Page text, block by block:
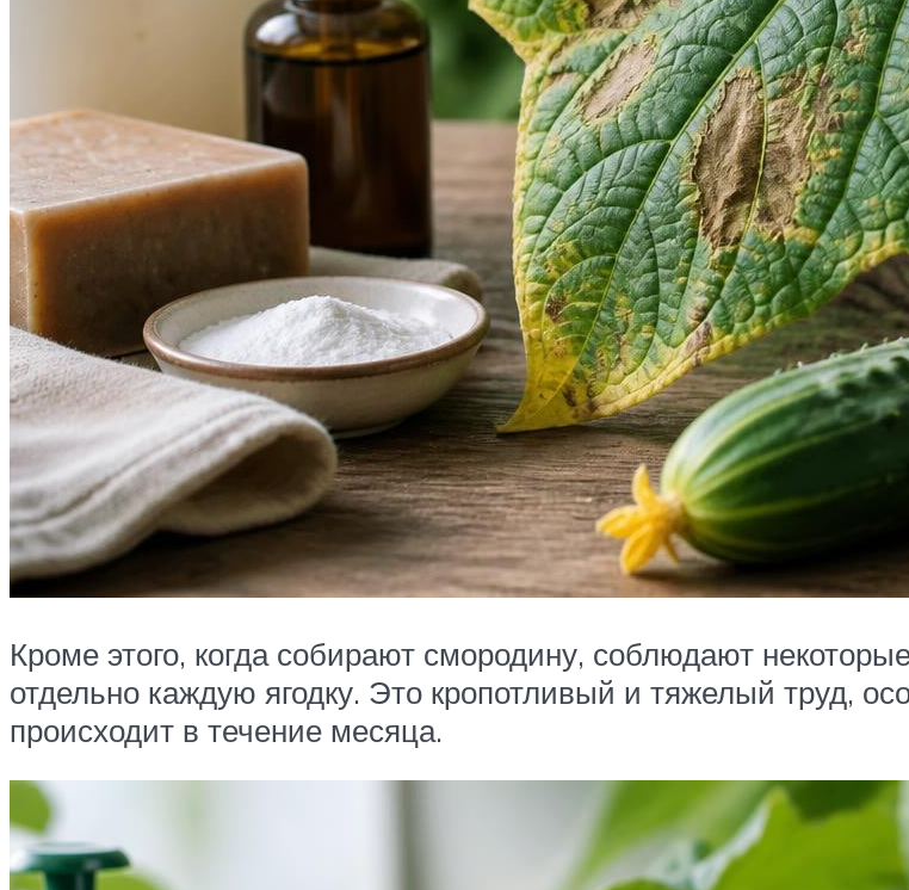
Кроме этого, когда собирают смородину, соблюдают
отдельно каждую ягодку. Это кропотливый и тяжелый труд,
происходит в течение месяца.